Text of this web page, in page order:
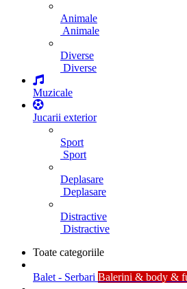
Animale
Animale
Diverse
Diverse
Muzicale
Jucarii exterior
Sport
Sport
Deplasare
Deplasare
Distractive
Distractive
Toate categoriile
Balet - Serbari Balerini & body &